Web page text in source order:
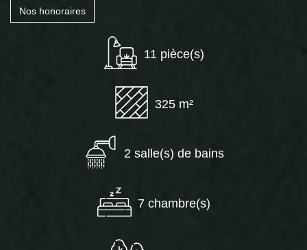
Nos honoraires
11 pièce(s)
325 m²
2 salle(s) de bains
7 chambre(s)